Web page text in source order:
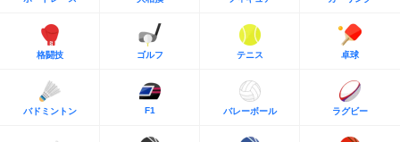
格闘技 ゴルフ テニス 卓球
バドミントン F1 バレーボール ラグビー